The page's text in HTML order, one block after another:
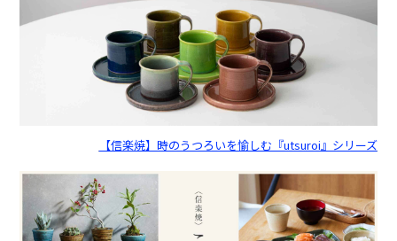
【信楽焼】時のうつろいを愉しむ『utsuroi』シリーズ